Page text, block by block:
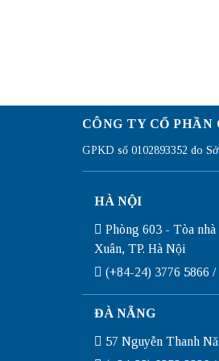
CÔNG TY CỔ PHẦN
GPKD số 0102893352 do
HÀ NỘI
Phòng 603 - Tòa
Xuân, TP. Hà Nội
(+84-24) 3776 5866
ĐÀ NẴNG
57 Nguyễn Thanh